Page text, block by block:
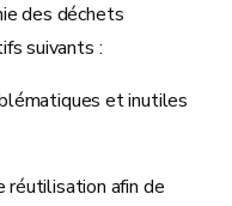
des déchets
suivants :
et inutiles
réutilisation afin de